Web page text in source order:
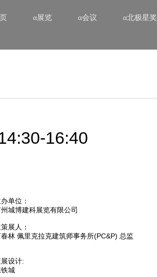
α展览 α会议 α北极星奖
16:40
单位：
州城博建科展览有限公司
展人：
林 佩里克拉克建筑师事务所(PC&P) 总监
设计:
铁城